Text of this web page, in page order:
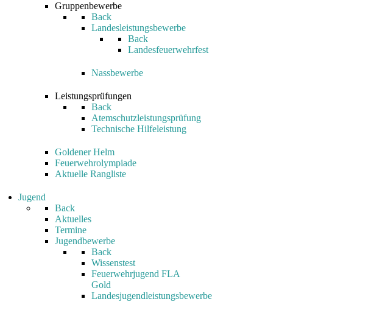
Gruppenbewerbe
Back
Landesleistungsbewerbe
Back
Landesfeuerwehrfest
Nassbewerbe
Leistungsprüfungen
Back
Atemschutzleistungsprüfung
Technische Hilfeleistung
Goldener Helm
Feuerwehrolympiade
Aktuelle Rangliste
Jugend
Back
Aktuelles
Termine
Jugendbewerbe
Back
Wissenstest
Feuerwehrjugend FLA
Gold
Landesjugendleistungsbewerbe